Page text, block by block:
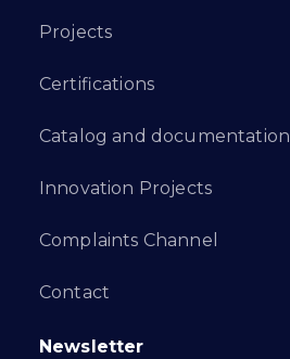
Projects
Certifications
Catalog and documentation
Innovation Projects
Complaints Channel
Contact
Newsletter